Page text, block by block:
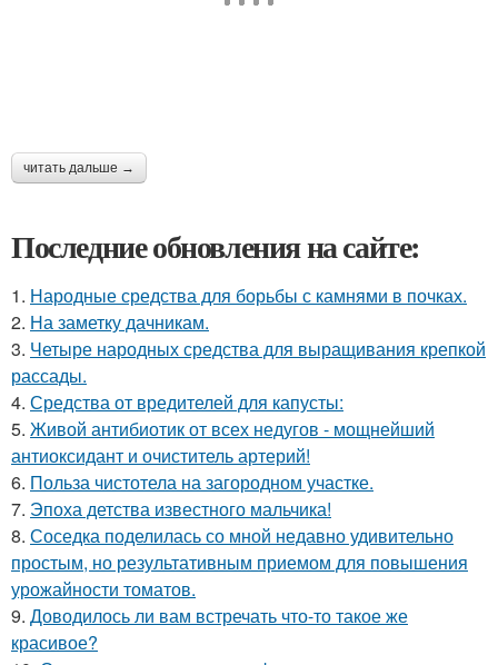
читать дальше →
Последние обновления на сайте:
1. Народные средства для борьбы с камнями в почках.
2. На заметку дачникам.
3. Четыре народных средства для выращивания крепкой
рассады.
4. Средства от вредителей для капусты:
5. Живой антибиотик от всех недугов - мощнейший
антиоксидант и очиститель артерий!
6. Польза чистотела на загородном участке.
7. Эпоха детства известного мальчика!
8. Соседка поделилась со мной недавно удивительно
простым, но результативным приемом для повышения
урожайности томатов.
9. Доводилось ли вам встречать что-то такое же
красивое?